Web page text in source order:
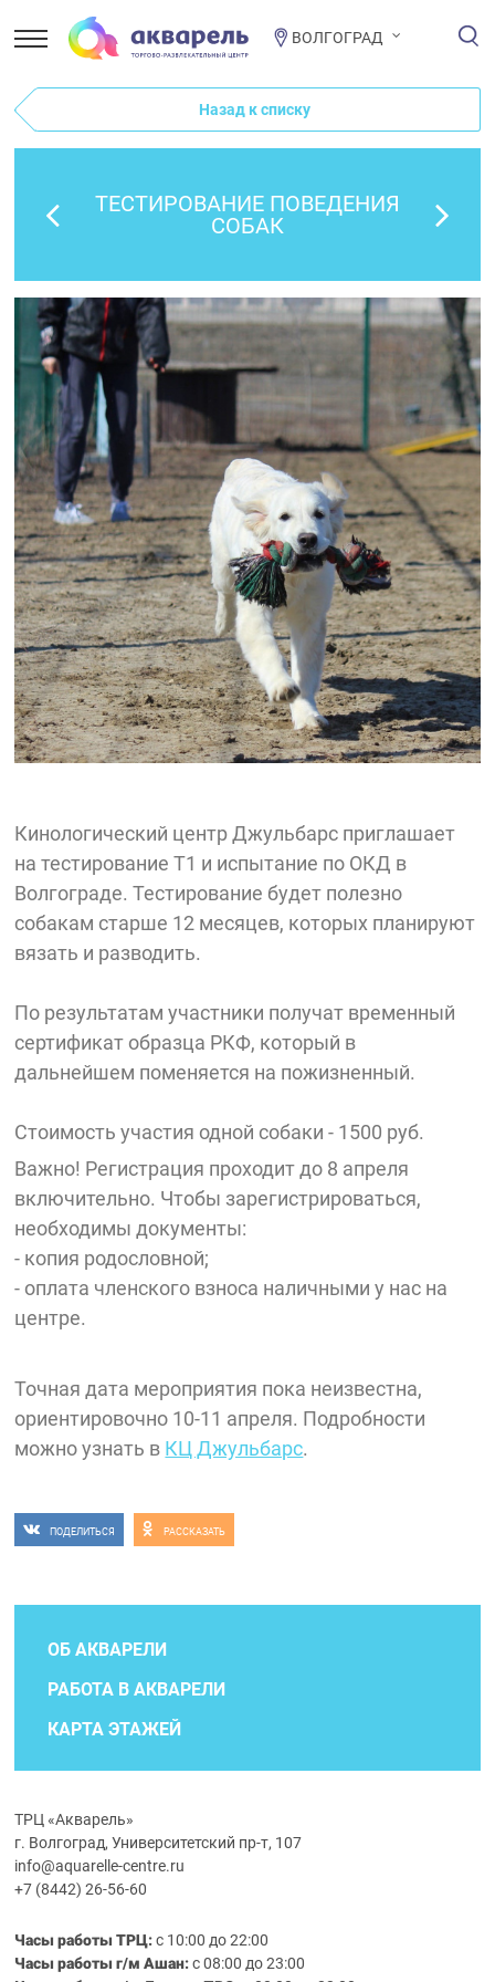
ВОЛГОГРАД
Назад к списку
ТЕСТИРОВАНИЕ ПОВЕДЕНИЯ
СОБАК
Кинологический центр Джульбарс приглашает
на тестирование Т1 и испытание по ОКД в
Волгограде. Тестирование будет полезно
собакам старше 12 месяцев, которых планируют
вязать и разводить.
По результатам участники получат временный
сертификат образца РКФ, который в
дальнейшем поменяется на пожизненный.
Стоимость участия одной собаки - 1500 руб.
Важно! Регистрация проходит до 8 апреля
включительно. Чтобы зарегистрироваться,
необходимы документы:
- копия родословной;
- оплата членского взноса наличными у нас на
центре.
Точная дата мероприятия пока неизвестна,
ориентировочно 10-11 апреля. Подробности
можно узнать в КЦ Джульбарс.
ПОДЕЛИТЬСЯ РАССКАЗАТЬ
ОБ АКВАРЕЛИ
РАБОТА В АКВАРЕЛИ
КАРТА ЭТАЖЕЙ
ТРЦ «Акварель»
г. Волгоград, Университетский пр-т, 107
info@aquarelle-centre.ru
+7 (8442) 26-56-60
Часы работы ТРЦ:с 10:00 до 22:00
Часы работы г/м Ашан:с 08:00 до 23:00